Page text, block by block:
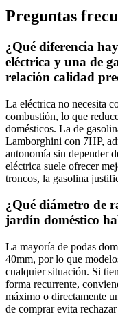
Preguntas
¿Qué diferencia
eléctrica y una de
relación calidad
La eléctrica no necesita
combustión, lo que
domésticos. La de
Lamborghini con 7HP,
autonomía sin depender
eléctrica suele ofrecer
troncos, la gasolina
¿Qué diámetro de
jardín doméstico
La mayoría de podas
40mm, por lo que
cualquier situación. Si
forma recurrente,
máximo o directamente
de comprar evita